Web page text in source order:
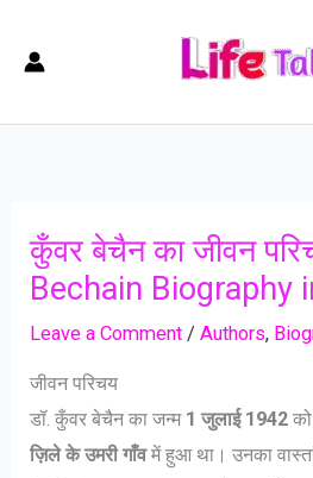
कुँवर बेचैन का जीवन
Bechain Biography
Leave a Comment /Authors,
जीवन परिचय
डॉ. कुँवर बेचैन का जन्म 1 जुलाई 1942
ज़िले के उमरी गाँवमें हुआ था। उनका